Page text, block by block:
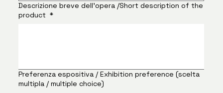
Descrizione breve dell'opera /Short description of the
product *
Preferenza espositiva / Exhibition preference (scelta
multipla / multiple choice)